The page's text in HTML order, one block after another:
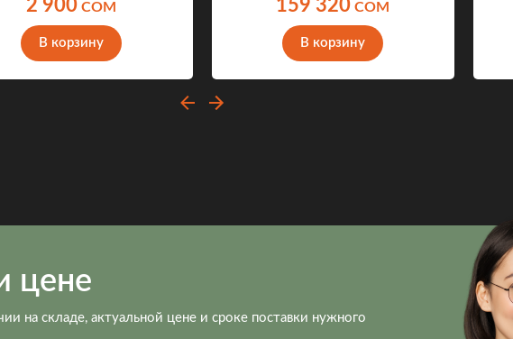
2 900COM
В корзину
159 320 COM
В корзину
цене
на складе, актуальной цене и сроке поставки нужного